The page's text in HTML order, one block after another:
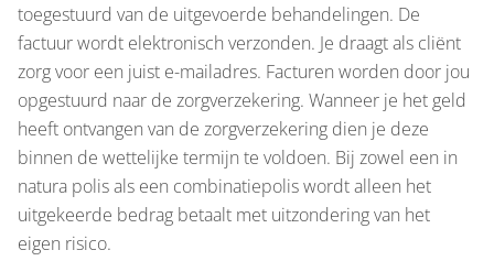
toegestuurd van de uitgevoerde behandelingen. De
factuur wordt elektronisch verzonden. Je draagt als cliënt
zorg voor een juist e-mailadres. Facturen worden door jou
opgestuurd naar de zorgverzekering. Wanneer je het geld
heeft ontvangen van de zorgverzekering dien je deze
binnen de wettelijke termijn te voldoen. Bij zowel een in
natura polis als een combinatiepolis wordt alleen het
uitgekeerde bedrag betaalt met uitzondering van het
eigen risico.